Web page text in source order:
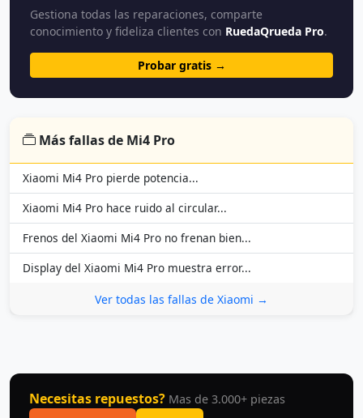
Gestiona todas las reparaciones, comparte
conocimiento y fideliza clientes con RuedaQrueda Pro.
Probar gratis →
Más fallas de Mi4 Pro
Xiaomi Mi4 Pro pierde potencia...
Xiaomi Mi4 Pro hace ruido al circular...
Frenos del Xiaomi Mi4 Pro no frenan bien...
Display del Xiaomi Mi4 Pro muestra error...
Ver todas las fallas de Xiaomi →
Necesitas repuestos? Mas de 3.000+ piezas